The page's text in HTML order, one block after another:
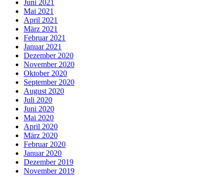
Juni 2021
Mai 2021
April 2021
März 2021
Februar 2021
Januar 2021
Dezember 2020
November 2020
Oktober 2020
September 2020
August 2020
Juli 2020
Juni 2020
Mai 2020
April 2020
März 2020
Februar 2020
Januar 2020
Dezember 2019
November 2019